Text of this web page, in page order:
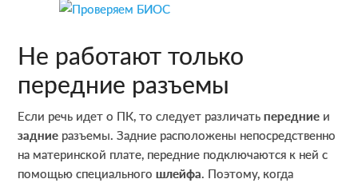
Не работают только
передние разъемы
Если речь идет о ПК, то следует различатьпередние и
задние разъемы. Задние расположены непосредственно
на материнской плате, передние подключаются к ней с
помощью специальногошлейфа. Поэтому, когда